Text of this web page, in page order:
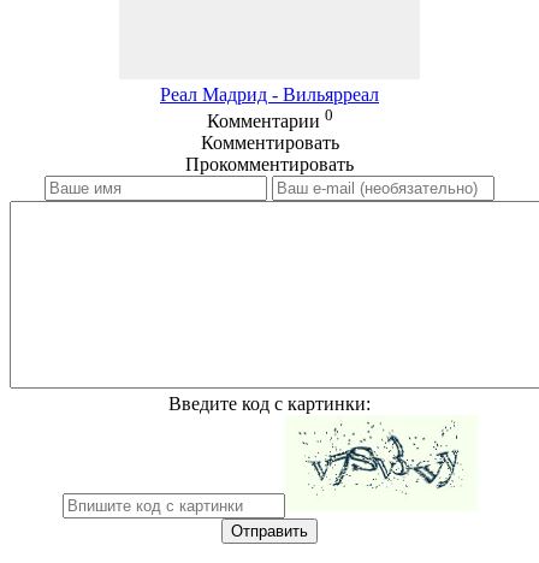
Реал Мадрид - Вильярреал
Комментарии 0
Комментировать
Прокомментировать
Введите код с картинки:
Отправить